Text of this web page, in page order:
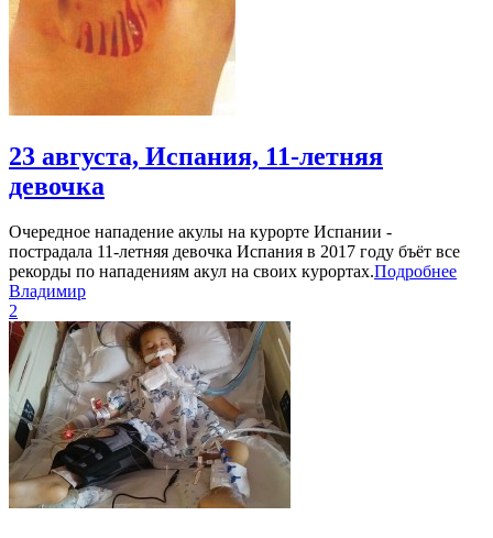
23 августа, Испания, 11-летняя
девочка
Очередное нападение акулы на курорте Испании -
пострадала 11-летняя девочка Испания в 2017 году бъёт все
рекорды по нападениям акул на своих курортах.Подробнее
Владимир
2